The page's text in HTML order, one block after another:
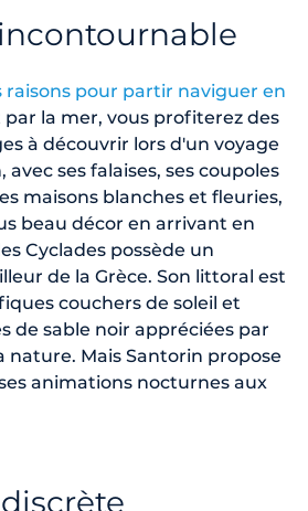
raisons pour partir naviguer en
la mer, vous profiterez des
à découvrir lors d'un voyage
avec ses falaises, ses coupoles
maisons blanches et fleuries,
beau décor en arrivant en
Cyclades possède un
de la Grèce. Son littoral est
couchers de soleil et
de sable noir appréciées par
nature. Mais Santorin propose
animations nocturnes aux